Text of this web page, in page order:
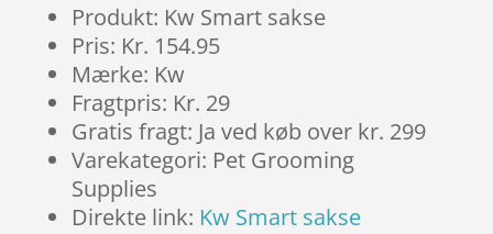
Produkt: Kw Smart sakse
Pris: Kr. 154.95
Mærke: Kw
Fragtpris: Kr. 29
Gratis fragt: Ja ved køb over kr. 299
Varekategori: Pet Grooming
Supplies
Direkte link: Kw Smart sakse